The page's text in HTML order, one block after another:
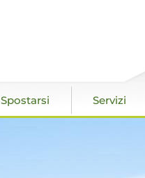
Spostarsi Servizi